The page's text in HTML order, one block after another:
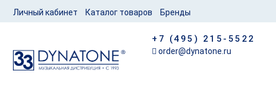
Личный кабинет Каталог товаров Бренды
+7 (495) 215-5522
order@dynatone.ru